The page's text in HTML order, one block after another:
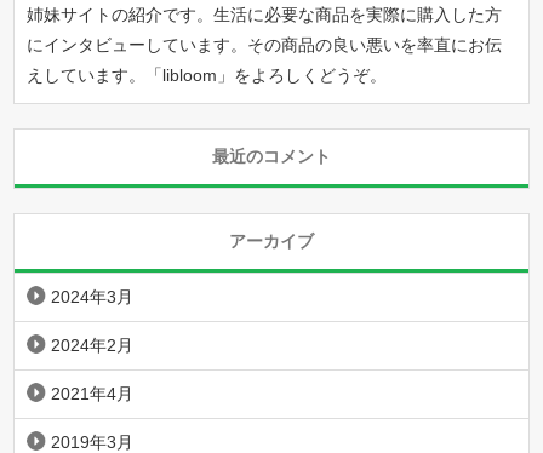
姉妹サイトの紹介です。生活に必要な商品を実際に購入した方
にインタビューしています。その商品の良い悪いを率直にお伝
えしています。「libloom 」をよろしくどうぞ。
最近のコメント
アーカイブ
2024年3月
2024年2月
2021年4月
2019年3月